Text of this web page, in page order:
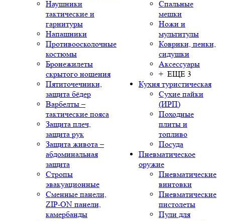
Наушники
тактические и
гарнитуры
Напашники
Противоосколочные
костюмы
Бронежилеты
скрытого ношения
Пятиточечники,
защита бёдер
Варбелты –
тактические пояса
Защита плеч,
защита рук
Защита живота –
абдоминальная
защита
Стропы
эвакуационные
Сменные панели,
ZIP-ON панели,
камербанды
Спальные
мешки
Ножи и
мультитулы
Коврики, пенки,
сидушки
Аксессуары
+ ЕЩЕ 3
Кухня туристическая
Сухие пайки
(ИРП)
Походные
плиты и
топливо
Посуда
Пневматическое
оружие
Пневматические
винтовки
Пневматические
пистолеты
Пули для